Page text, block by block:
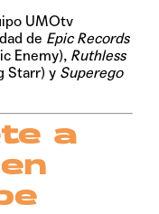
UMOtv
de Epic Records
Enemy), Ruthless
Starr) y Superego
a